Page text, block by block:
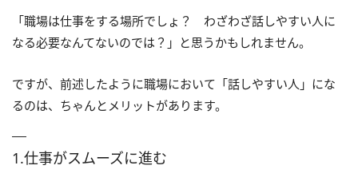
「職場は仕事をする場所でしょ？ わざわざ話しやすい人に
なる必要なんてないのでは？」と思うかもしれません。
ですが、前述したように職場において「話しやすい人」にな
るのは、ちゃんとメリットがあります。
1.仕事がスムーズに進む